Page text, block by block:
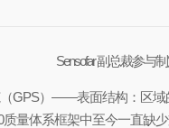
Sensofar 副总裁参与
GPS）——表面结构：区
量体系框架中至今一直缺少